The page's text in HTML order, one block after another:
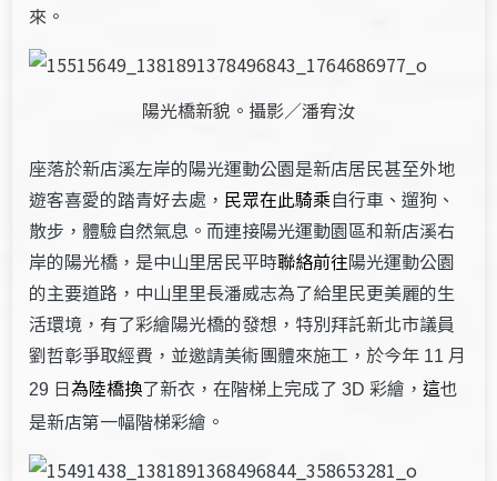
來。
陽光橋新貌。攝影／潘宥汝
座落於新店溪左岸的陽光運動公園是新店居民甚至外地
遊客喜愛的踏青好去處， 民眾在此騎乘自行車、遛狗、
散步，體驗自然氣息。而連接陽光運動園區和新店溪右
岸的陽光橋，是中山里居民平時聯絡前往陽光運動公園
的主要道路，中山里里長潘威志為了給里民更美麗的生
活環境，有了彩繪陽光橋的發想，特別拜託新北市議員
劉哲彰爭取經費，並邀請美術團體來施工，於今年 11 月
29 日為陸橋換了新衣，在階梯上完成了3D 彩繪，這也
是新店第一幅階梯彩繪。